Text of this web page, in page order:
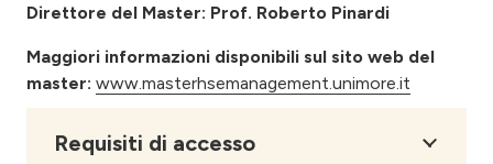
Direttore del Master: Prof. Roberto Pinardi
Maggiori informazioni disponibili sul sito web del
master: www.masterhsemanagement.unimore.it
Requisiti di accesso